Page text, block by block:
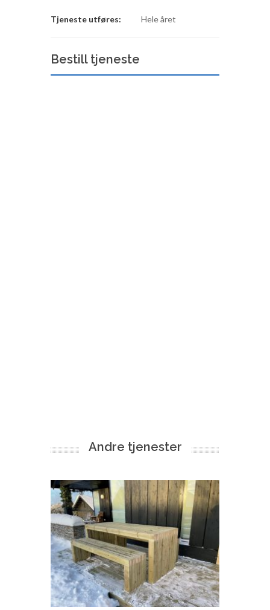
Tjeneste utføres: Hele året
Bestill tjeneste
Andre tjenester